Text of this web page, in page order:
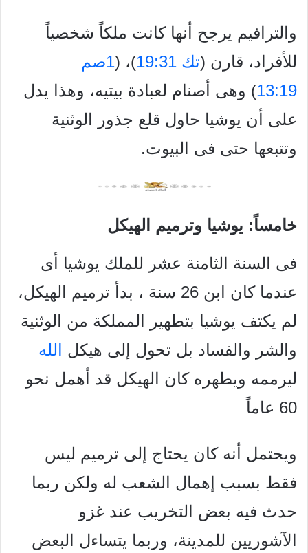
والترافيم يرجح أنها كانت ملكاً شخصياً
للأفراد، قارن (تك 19:31 )، ( 1صم
13:19) وهى أصنام لعبادة بيتيه، وهذا يدل
على أن يوشيا حاول قلع جذور الوثنية
وتتبعها حتى فى البيوت.
خامساً: يوشيا وترميم الهيكل
فى السنة الثامنة عشر للملك يوشيا أى
عندما كان
ابن 26 سنة ، بدأ ترميم الهيكل،
لم يكتف يوشيا بتطهير
المملكة من الوثنية
والشر والفساد بل تحول إلى هيكل
الله
ليرممه ويطهره كان الهيكل قد أهمل نحو
60 عاماً
ويحتمل أنه كان يحتاج إلى ترميم ليس
فقط بسبب إهمال الشعب له ولكن ربما
حدث فيه بعض التخريب عند غزو
الآشوريين للمدينة، وربما يتساءل البعض